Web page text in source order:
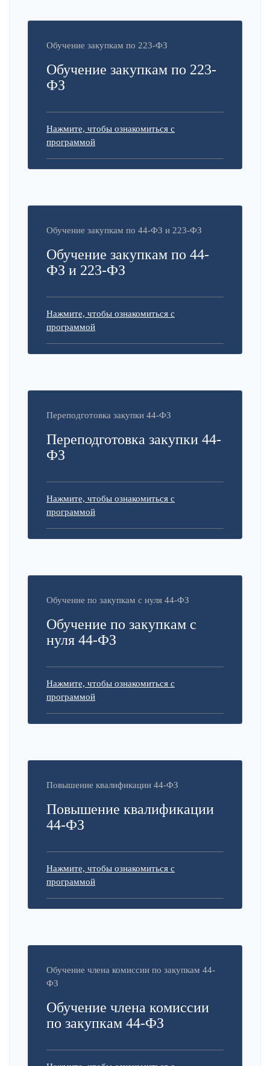
Обучение закупкам по 223-ФЗ
Обучение закупкам по 223-
ФЗ
Нажмите, чтобы ознакомиться с
программой
Обучение закупкам по 44-ФЗ и 223-ФЗ
Обучение закупкам по 44-
ФЗ и 223-ФЗ
Нажмите, чтобы ознакомиться с
программой
Переподготовка закупки 44-ФЗ
Переподготовка закупки 44-
ФЗ
Нажмите, чтобы ознакомиться с
программой
Обучение по закупкам с нуля 44-ФЗ
Обучение по закупкам с
нуля 44-ФЗ
Нажмите, чтобы ознакомиться с
программой
Повышение квалификации 44-ФЗ
Повышение квалификации
44-ФЗ
Нажмите, чтобы ознакомиться с
программой
Обучение члена комиссии по закупкам 44-
ФЗ
Обучение члена комиссии
по закупкам 44-ФЗ